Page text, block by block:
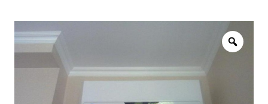
Zoom